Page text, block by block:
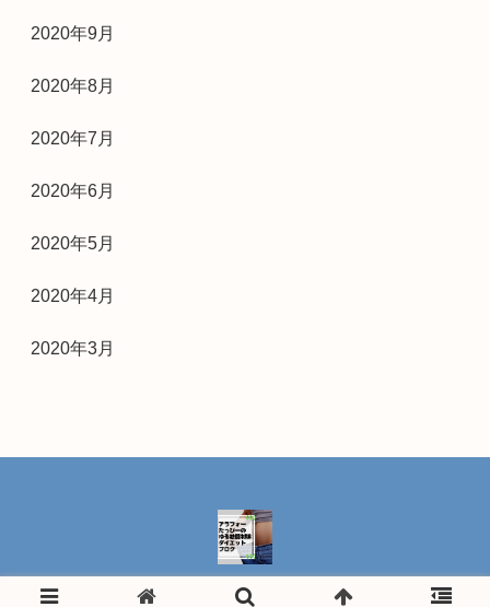
2020年9月
2020年8月
2020年7月
2020年6月
2020年5月
2020年4月
2020年3月
プライバシーポリシー お問い合わせ